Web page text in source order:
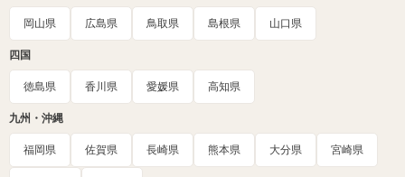
岡山県 広島県 鳥取県 島根県 山口県
四国
徳島県 香川県 愛媛県 高知県
九州・沖縄
福岡県 佐賀県 長崎県 熊本県 大分県 宮崎県